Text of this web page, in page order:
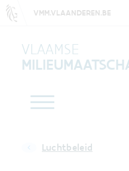
VMM.VLAANDEREN.BE
VLAAMSE
Luchtbeleid